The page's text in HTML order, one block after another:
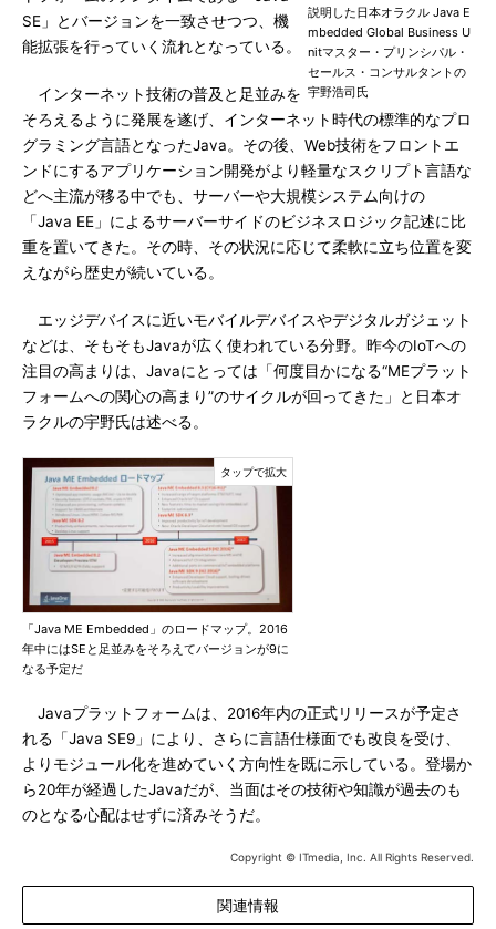
説明した日本オラクル Java E
mbedded Global Business U
nitマスター・プリンシパル・
セールス・コンサルタントの
宇野浩司氏
SE」とバージョンを一致させつつ、機
能拡張を行っていく流れとなっている。
インターネット技術の普及と足並みを
そろえるように発展を遂げ、インターネット時代の標準的なプロ
グラミング言語となったJava。その後、Web技術をフロントエ
ンドにするアプリケーション開発がより軽量なスクリプト言語な
どへ主流が移る中でも、サーバーや大規模システム向けの
「Java EE」によるサーバーサイドのビジネスロジック記述に比
重を置いてきた。その時、その状況に応じて柔軟に立ち位置を変
えながら歴史が続いている。
エッジデバイスに近いモバイルデバイスやデジタルガジェット
などは、そもそもJavaが広く使われている分野。昨今のIoTへの
注目の高まりは、Javaにとっては「何度目かになる“MEプラット
フォームへの関心の高まり”のサイクルが回ってきた」と日本オ
ラクルの宇野氏は述べる。
「Java ME Embedded」のロードマップ。2016
年中にはSEと足並みをそろえてバージョンが9に
なる予定だ
Javaプラットフォームは、2016年内の正式リリースが予定さ
れる「Java SE9」により、さらに言語仕様面でも改良を受け、
よりモジュール化を進めていく方向性を既に示している。登場か
ら20年が経過したJavaだが、当面はその技術や知識が過去のも
のとなる心配はせずに済みそうだ。
Copyright © ITmedia, Inc. All Rights Reserved.
関連情報